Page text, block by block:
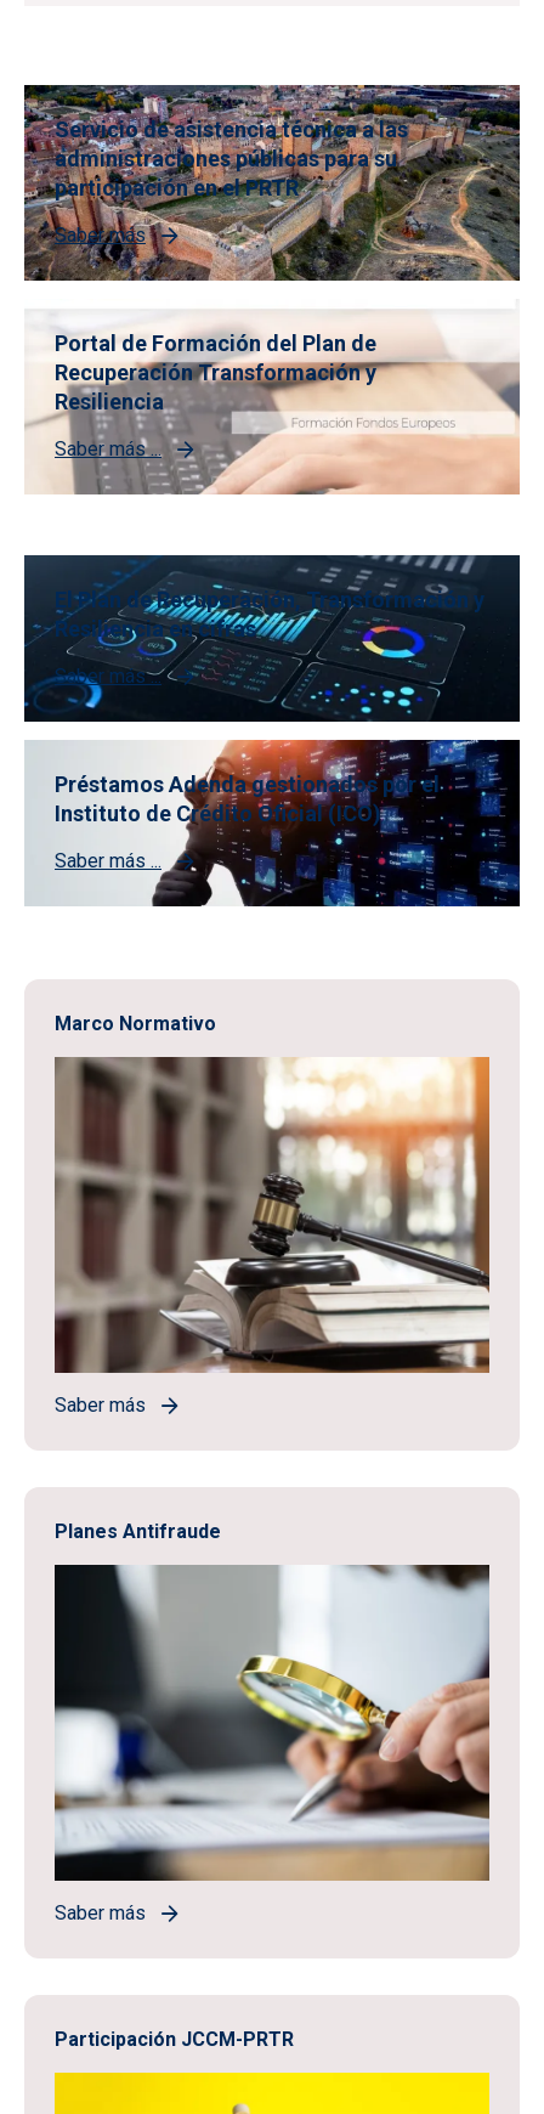
Servicio de asistencia técnica a las
administraciones públicas para su
participación en el PRTR
Saber más
Portal de Formación del Plan de
Recuperación Transformación y
Resiliencia
Saber más ...
El Plan de Recuperación, Transformación y
Resiliencia en cifras
Saber más ...
Préstamos Adenda gestionados por el
Instituto de Crédito Oficial (ICO)
Saber más ...
Marco Normativo
Saber más
Planes Antifraude
Saber más
Participación JCCM-PRTR